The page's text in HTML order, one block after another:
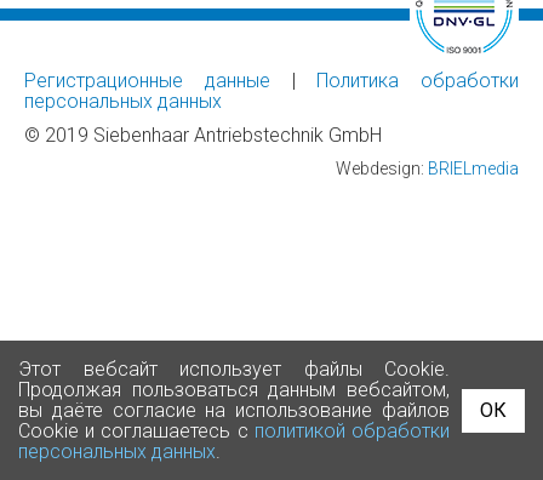
Регистрационные данные | Политика обработки
персональных данных
© 2019 Siebenhaar Antriebstechnik GmbH
Webdesign: BRIELmedia
Этот вебсайт использует файлы Cookie.
Продолжая пользоваться данным вебсайтом,
вы даёте согласие на использование файлов
Cookie и соглашаетесь с политикой обработки
персональных данных.
ОК